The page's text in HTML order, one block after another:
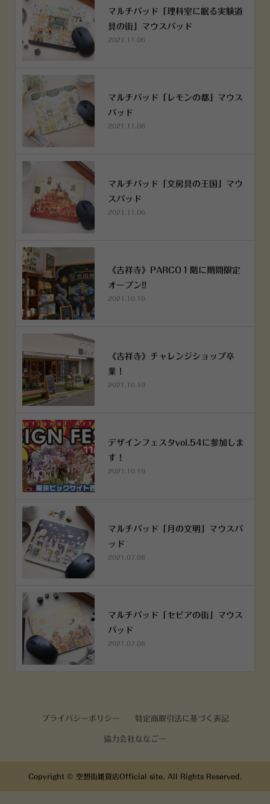
マルチパッド「理科室に眠る実験道
具の街」マウスパッド
2021.11.06
マルチパッド「レモンの都」マウス
パッド
2021.11.06
マルチパッド「文房具の王国」マウ
スパッド
2021.11.06
《吉祥寺》PARCO１階に期間限定
オープン!!
2021.10.19
《吉祥寺》チャレンジショップ卒
業！
2021.10.19
デザインフェスタvol.54に参加しま
す！
2021.10.19
マルチパッド「月の文明」マウスパ
ッド
2021.07.08
マルチパッド「セピアの街」マウス
パッド
2021.07.08
プライバシーポリシー 特定商取引法に基づく表記
協力会社ななごー
Copyright ©空想街雑貨店Official site. All Rights Reserved.